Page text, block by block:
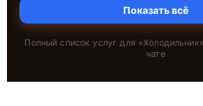
Показать всё
Полный список услуг для «Холодильник
чате